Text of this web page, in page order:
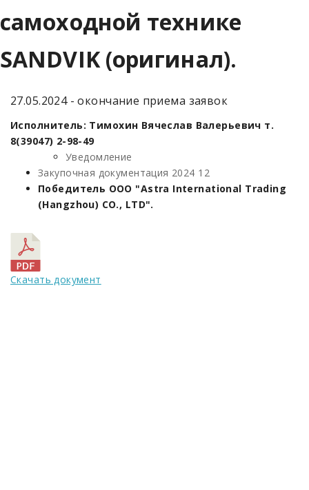
самоходной технике
SANDVIK (оригинал).
27.05.2024 - окончание приема заявок
Исполнитель: Тимохин Вячеслав Валерьевич т.
8(39047) 2-98-49
Уведомление
Закупочная документация 2024 12
Победитель ООО "Astra International Trading
(Hangzhou) CO., LTD".
Скачать документ